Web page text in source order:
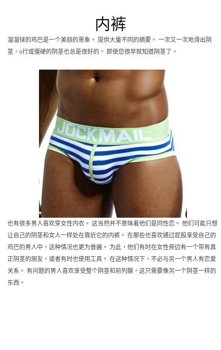
内裤
溜溜球的鸡巴是一个美丽的景象。 提供大量不同的摘要。 一次又一次地滑出阴
茎，li行或僵硬的阴茎也总是很好的。 即使您很早就知道阴茎了。
也有很多男人喜欢穿女性内衣。 这当然并不意味着他们是同性恋。 他们可能只想
让自己的阴茎和女人一样处在靠近它的内裤。 在那些也喜欢通过屁股享受自己的
鸡巴的男人中，这种情况也更为普遍。 为此，他们有时在女性旁边有一个带有真
正阴茎的朋友，或者有时也使用工具。 在这种情况下，不必与另一个男人有恋爱
关系。 有问题的男人喜欢享受整个阴茎和前列腺，这只需要像另一个阴茎一样的
东西。